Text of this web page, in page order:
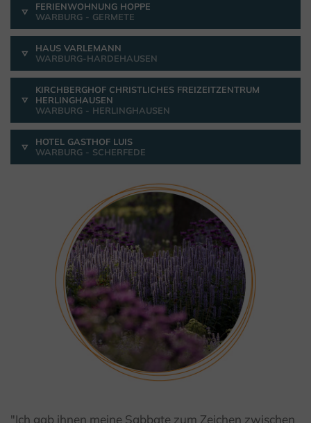
FERIENWOHNUNG HOPPE
WARBURG - GERMETE
HAUS VARLEMANN
WARBURG-HARDEHAUSEN
KIRCHBERGHOF CHRISTLICHES FREIZEITZENTRUM
HERLINGHAUSEN
WARBURG - HERLINGHAUSEN
HOTEL GASTHOF LUIS
WARBURG - SCHERFEDE
"Ich gab ihnen meine Sabbate zum Zeichen zwischen